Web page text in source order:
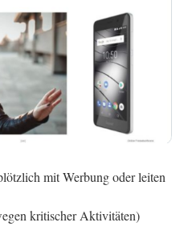
mit Werbung oder leiten
kritischer Aktivitäten)